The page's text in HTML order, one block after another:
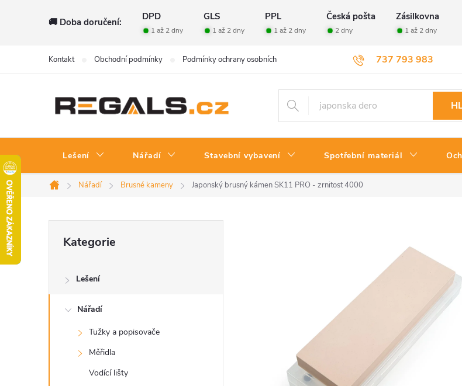
🚚 Doba doručení: DPD GLS PPL Česká pošta Zásilkovna
1 až 2 dny 1 až 2 dny 1 až 2 dny 2 dny 1 až 2 dny
737 793 983
Kontakt Obchodní podmínky Podmínky ochrany osobních údajů Velkoobchod Vrácení zboží
Lešení Nářadí Stavební vybavení Spotřební materiál
Domů
Nářadí Brusné kameny Japonský brusný kámen SK11 PRO - zrnitost 4000
s
kategorie
Kategorie
Lešení
Nářadí
Tužky a popisovače
Měřidla
Vodící lišty